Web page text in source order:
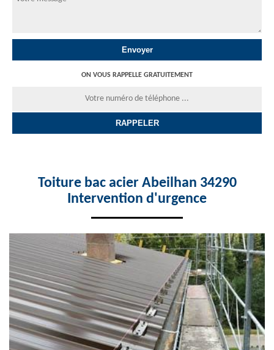
ON VOUS RAPPELLE GRATUITEMENT
Toiture bac acier Abeilhan 34290
Intervention d'urgence